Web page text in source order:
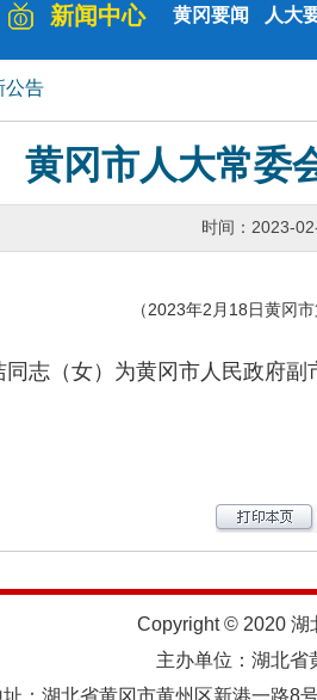
新闻中心 黄冈要闻 人大
公告
黄冈市人大常委
时间：2023-
（2023年2月18日黄冈
（女）为黄冈市人民政府副
Copyright © 2020 湖
主办单位：湖北
址：湖北省黄冈市黄州区新港一路8